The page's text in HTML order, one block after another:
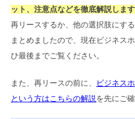
ット、注意点などを徹底解説します
再リースするか、他の選択肢にす
まとめましたので、現在ビジネス
ひ最後までご覧ください。
また、再リースの前に、
ビジネス
という方はこちらの解説を先にご